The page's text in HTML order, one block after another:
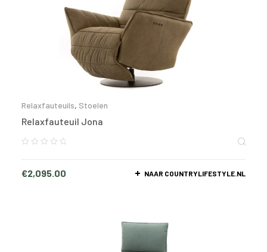
Relaxfauteuils, Stoelen
Relaxfauteuil Jona
€2,095.00 NAAR COUNTRYLIFESTYLE.NL